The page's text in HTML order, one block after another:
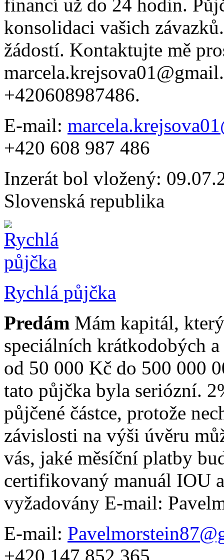
financí už do 24 hodin.
konsolidaci vašich
žádostí. Kontaktujte mě
+420608987486.
E-mail:
+420 608 987 486
Inzerát bol vložený:
Slovenská republika
Rychlá půjčka
Predám Mám kapitál,
speciálních krátkodobých
od 50 000 Kč do 500 000
tato půjčka byla seriózní.
půjčené částce, protože
závislosti na výši úvěru
vás, jaké měsíční platby
certifikovaný manuál IOU
vyžadovány E-mail:
E-mail:
+420 147 852 365